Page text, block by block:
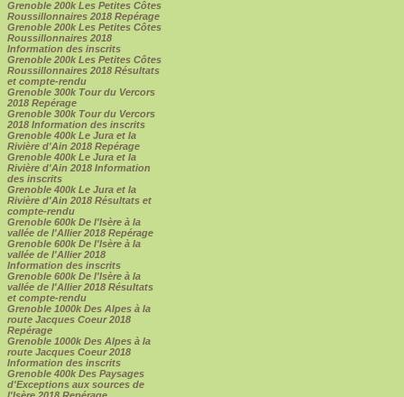
Grenoble 200k Les Petites Côtes
Roussillonnaires 2018 Repérage
Grenoble 200k Les Petites Côtes
Roussillonnaires 2018
Information des inscrits
Grenoble 200k Les Petites Côtes
Roussillonnaires 2018 Résultats
et compte-rendu
Grenoble 300k Tour du Vercors
2018 Repérage
Grenoble 300k Tour du Vercors
2018 Information des inscrits
Grenoble 400k Le Jura et la
Rivière d'Ain 2018 Repérage
Grenoble 400k Le Jura et la
Rivière d'Ain 2018 Information
des inscrits
Grenoble 400k Le Jura et la
Rivière d'Ain 2018 Résultats et
compte-rendu
Grenoble 600k De l'Isère à la
vallée de l'Allier 2018 Repérage
Grenoble 600k De l'Isère à la
vallée de l'Allier 2018
Information des inscrits
Grenoble 600k De l'Isère à la
vallée de l'Allier 2018 Résultats
et compte-rendu
Grenoble 1000k Des Alpes à la
route Jacques Coeur 2018
Repérage
Grenoble 1000k Des Alpes à la
route Jacques Coeur 2018
Information des inscrits
Grenoble 400k Des Paysages
d'Exceptions aux sources de